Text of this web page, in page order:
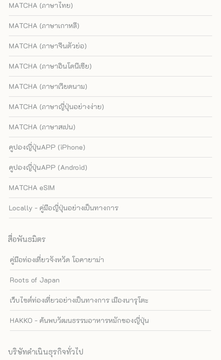
MATCHA (ภาษาไทย)
MATCHA (ภาษาเกาหลี)
MATCHA (ภาษาจีนตัวย่อ)
MATCHA (ภาษาอินโดนีเซีย)
MATCHA (ภาษาเวียดนาม)
MATCHA (ภาษาญี่ปุ่นอย่างง่าย)
MATCHA (ภาษาสเปน)
คูปองญี่ปุ่นAPP (iPhone)
คูปองญี่ปุ่นAPP (Android)
MATCHA eSIM
Locally - คู่มือญี่ปุ่นอย่างเป็นทางการ
สื่อพันธมิตร
คู่มือท่องเที่ยวจังหวัด โอคายาม่า
Roots of Japan
เว็บไซต์ท่องเที่ยวอย่างเป็นทางการ เมืองนารุโตะ
HAKKO - ค้นพบวัฒนธรรมอาหารหมักของญี่ปุ่น
บริษัทดำเนินธุรกิจทั่วไป